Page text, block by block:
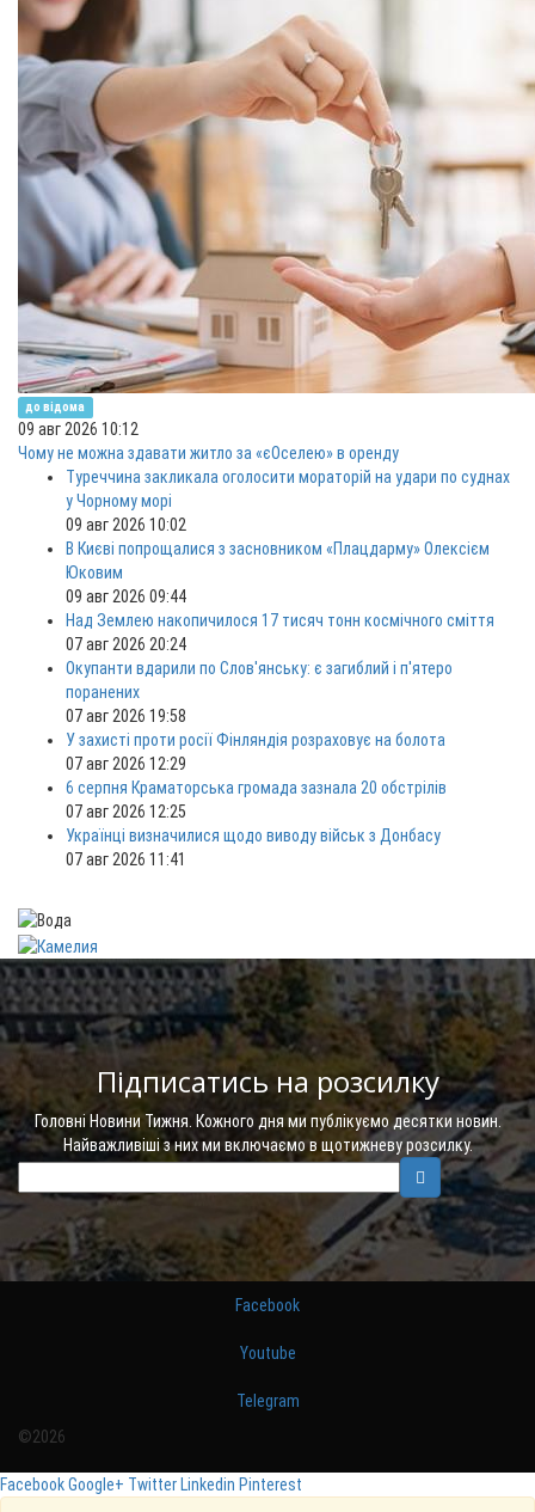
до відома
09 авг 2026 10:12
Чому не можна здавати житло за «єОселею» в оренду
Туреччина закликала оголосити мораторій на удари по суднах
у Чорному морі
09 авг 2026 10:02
В Києві попрощалися з засновником «Плацдарму» Олексієм
Юковим
09 авг 2026 09:44
Над Землею накопичилося 17 тисяч тонн космічного сміття
07 авг 2026 20:24
Окупанти вдарили по Слов'янську: є загиблий і п'ятеро
поранених
07 авг 2026 19:58
У захисті проти росії Фінляндія розраховує на болота
07 авг 2026 12:29
6 серпня Краматорська громада зазнала 20 обстрілів
07 авг 2026 12:25
Українці визначилися щодо виводу військ з Донбасу
07 авг 2026 11:41
Підписатись на розсилку
Головні Новини Тижня. Кожного дня ми публікуємо десятки новин.
Найважливіші з них ми включаємо в щотижневу розсилку.
Facebook
Youtube
Telegram
©2026
FacebookGoogle+ TwitterLinkedin Pinterest